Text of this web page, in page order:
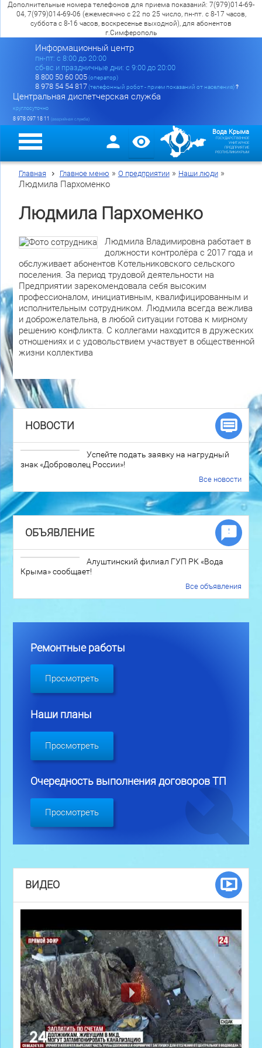
Дополнительные номера телефонов для приема показаний: 7(979)014-69-
04, 7(979)014-69-06 (ежемесячно с 22 по 25 число, пн-пт. с 8-17 часов,
суббота с 8-16 часов, воскресенье выходной), для абонентов
г.Симферополь
Информационный центр
пн-пт: c 8:00 до 20:00
сб-вс и праздничные дни: с 9:00 до 20:00
8 800 50 60 005(оператор)
8 978 54 54 817(телефонный робот - прием показаний от населения)?
Центральная диспетчерская служба
круглосуточно
8 978 097 18 11 (аварийная служба)
Вода Крыма
ГОСУДАРСТВЕННОЕ
УНИТАРНОЕ
ПРЕДПРИЯТИЕ
РЕСПУБЛИКИ КРЫМ
Главная Главное меню » О предприятии» Наши люди»
Людмила Пархоменко
Людмила Пархоменко
Людмила Владимировна работает в
должности контролёра с 2017 года и
обслуживает абонентов Котельниковского сельского
поселения. За период трудовой деятельности на
Предприятии зарекомендовала себя высоким
профессионалом, инициативным, квалифицированным и
исполнительным сотрудником. Людмила всегда вежлива
и доброжелательна, в любой ситуации готова к мирному
решению конфликта. С коллегами находится в дружеских
отношениях и с удовольствием участвует в общественной
жизни коллектива
НОВОСТИ
Успейте подать заявку на нагрудный
знак «Доброволец России»!
Все новости
ОБЪЯВЛЕНИЕ
Алуштинский филиал ГУП РК «Вода
Крыма» сообщает!
Все объявления
Ремонтные работы
Просмотреть
Наши планы
Просмотреть
Очередность выполнения договоров ТП
Просмотреть
ВИДЕО